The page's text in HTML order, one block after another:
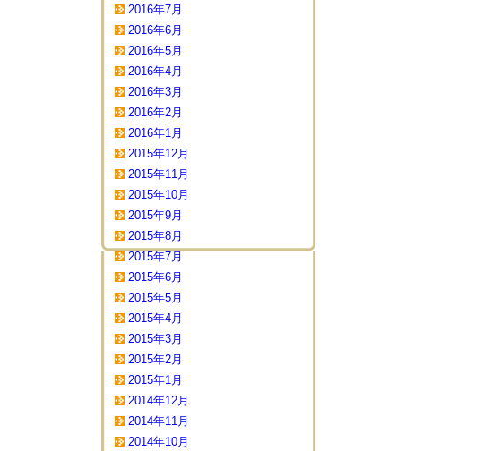
2016年7月
2016年6月
2016年5月
2016年4月
2016年3月
2016年2月
2016年1月
2015年12月
2015年11月
2015年10月
2015年9月
2015年8月
2015年7月
2015年6月
2015年5月
2015年4月
2015年3月
2015年2月
2015年1月
2014年12月
2014年11月
2014年10月